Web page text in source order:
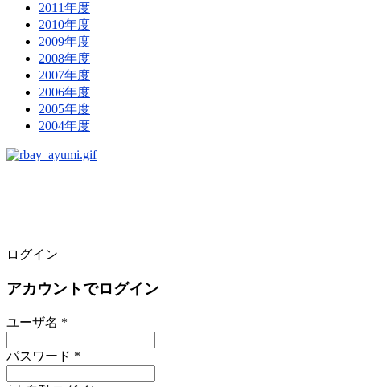
2011年度
2010年度
2009年度
2008年度
2007年度
2006年度
2005年度
2004年度
ログイン
アカウントでログイン
ユーザ名 *
パスワード *